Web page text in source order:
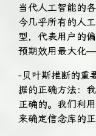
当代人工智能的
今几乎所有的人
型，代表用户的
预期效用最大化
-贝叶斯推断的重
据的正确方法：
正确的。我们利
来确定信念库的正